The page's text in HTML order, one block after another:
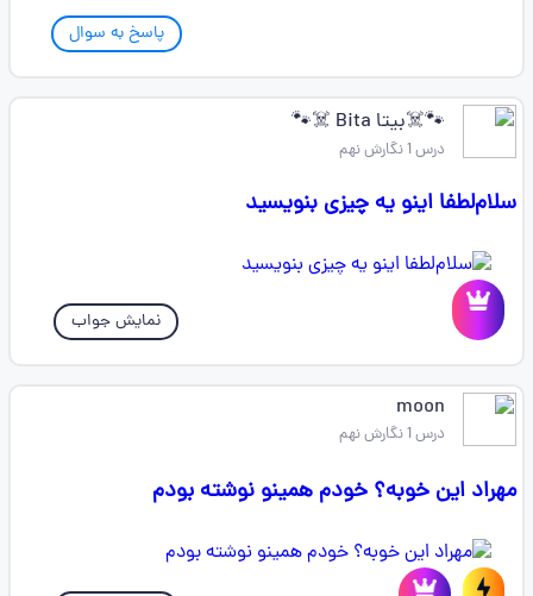
پاسخ به سوال
🐾☠️بیتا Bita ☠️🐾
درس 1 نگارش نهم
سلام‌لطفا اینو یه چیزی بنویسید
نمایش جواب
moon
درس 1 نگارش نهم
مهراد این خوبه؟ خودم همینو نوشته بودم